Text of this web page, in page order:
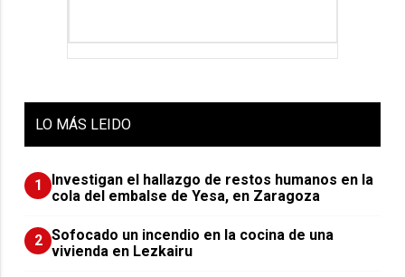
LO MÁS LEIDO
1
Investigan el hallazgo de restos humanos en la
cola del embalse de Yesa, en Zaragoza
2 Sofocado un incendio en la cocina de una
vivienda en Lezkairu